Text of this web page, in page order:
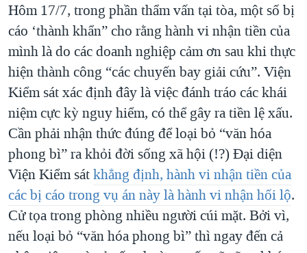
Hôm 17/7, trong phần thẩm vấn tại tòa, một số bị
cáo ‘thành khẩn” cho rằng hành vi nhận tiền của
mình là do các doanh nghiệp cảm ơn sau khi thực
hiện thành công “các chuyến bay giải cứu”. Viện
Kiểm sát xác định đây là việc đánh tráo các khái
niệm cực kỳ nguy hiểm, có thể gây ra tiền lệ xấu.
Cần phải nhận thức đúng để loại bỏ “văn hóa
phong bì” ra khỏi đời sống xã hội (!?) Đại diện
Viện Kiểm sátkhẳng định, hành vi nhận tiền của
các bị cáo trong vụ án này là hành vi nhận hối lộ.
Cử tọa trong phòng nhiều người cúi mặt. Bởi vì,
nếu loại bỏ “văn hóa phong bì” thì ngay đến cả